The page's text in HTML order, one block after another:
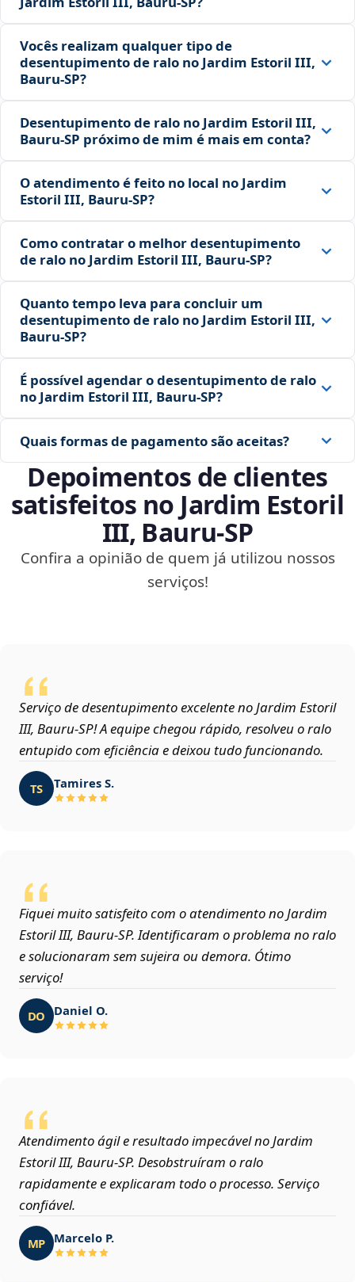
Vocês realizam qualquer tipo de
desentupimento de ralo no Jardim Estoril III,
Bauru‑SP?
Desentupimento de ralo no Jardim Estoril III,
Bauru‑SP próximo de mim é mais em conta?
O atendimento é feito no local no Jardim
Estoril III, Bauru‑SP?
Como contratar o melhor desentupimento
de ralo no Jardim Estoril III, Bauru‑SP?
Quanto tempo leva para concluir um
desentupimento de ralo no Jardim Estoril III,
Bauru‑SP?
É possível agendar o desentupimento de ralo
no Jardim Estoril III, Bauru‑SP?
Quais formas de pagamento são aceitas?
Depoimentos de clientes
satisfeitos no Jardim Estoril
III, Bauru‑SP
Confira a opinião de quem já utilizou nossos
serviços!
Serviço de desentupimento excelente no Jardim Estoril
III, Bauru‑SP! A equipe chegou rápido, resolveu o ralo
entupido com eficiência e deixou tudo funcionando.
TS Tamires S.
Fiquei muito satisfeito com o atendimento no Jardim
Estoril III, Bauru‑SP. Identificaram o problema no ralo
e solucionaram sem sujeira ou demora. Ótimo
serviço!
DO Daniel O.
Atendimento ágil e resultado impecável no Jardim
Estoril III, Bauru‑SP. Desobstruíram o ralo
rapidamente e explicaram todo o processo. Serviço
confiável.
MP Marcelo P.